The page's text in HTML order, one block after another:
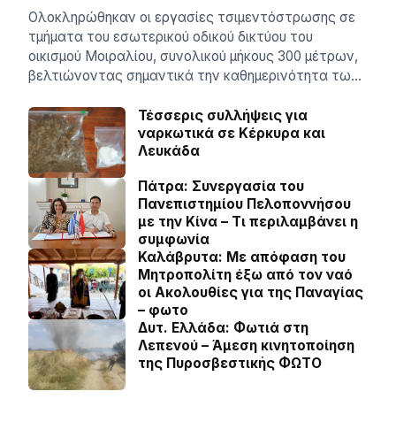
Ολοκληρώθηκαν οι εργασίες τσιμεντόστρωσης σε
τμήματα του εσωτερικού οδικού δικτύου του
οικισμού Μοιραλίου, συνολικού μήκους 300 μέτρων,
βελτιώνοντας σημαντικά την καθημερινότητα τω…
Τέσσερις συλλήψεις για
ναρκωτικά σε Κέρκυρα και
Λευκάδα
Πάτρα: Συνεργασία του
Πανεπιστημίου Πελοποννήσου
με την Κίνα – Τι περιλαμβάνει η
συμφωνία
Καλάβρυτα: Με απόφαση του
Μητροπολίτη έξω από τον ναό
οι Ακολουθίες για της Παναγίας
– φωτο
Δυτ. Ελλάδα: Φωτιά στη
Λεπενού – Άμεση κινητοποίηση
της Πυροσβεστικής ΦΩΤΟ